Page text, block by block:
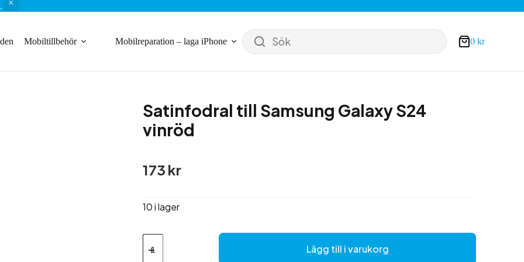
Mobiltillbehör Mobilreparation – laga iPhone Sök Varukorg
0 kr
Satinfodral till Samsung Galaxy S24
vinröd
173 kr
10 i lager
Satinfodral
till
Lägg till i varukorg